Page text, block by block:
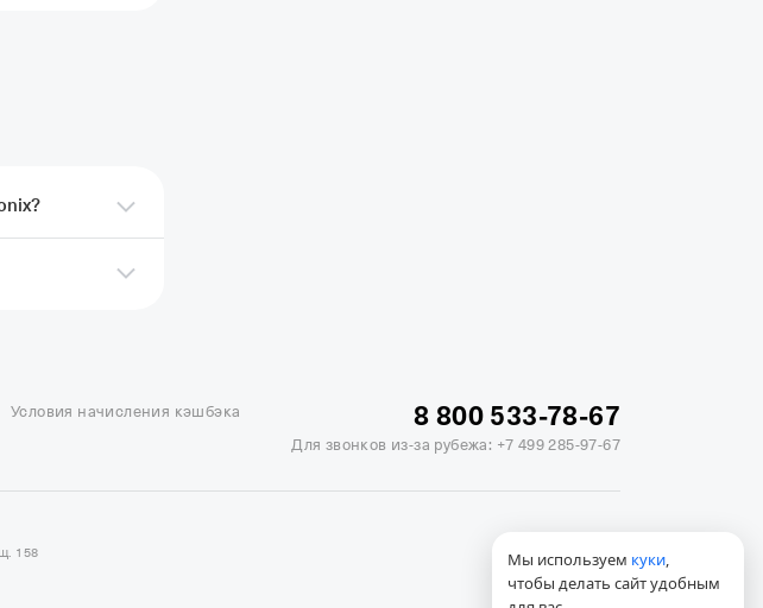
через
Гринвуд Отель Soluxe в Москве
Отель Измайлово Альфа
Условия начисления кэшбэка 8 800 533-78-67
Для звонков из-за рубежа: +7 499 285-97-67
158
Мы используем куки,
чтобы делать сайт удобным